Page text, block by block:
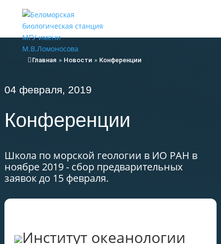
Главная » Новости » Конференции
04 февраля, 2019
Конференции
Школа по морской геологии в ИО РАН в
ноябре 2019 - сбор предварительных
заявок до 15 февраля.
Институт океанологии